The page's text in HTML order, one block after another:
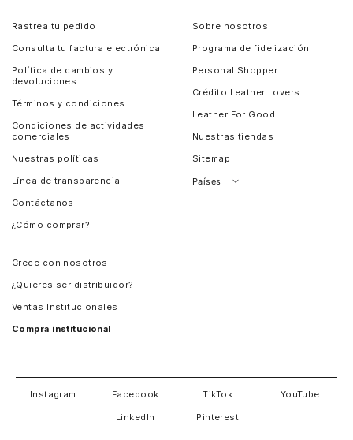
Rastrea tu pedido
Consulta tu factura electrónica
Política de cambios y
devoluciones
Términos y condiciones
Condiciones de actividades
comerciales
Nuestras políticas
Línea de transparencia
Contáctanos
¿Cómo comprar?
Sobre nosotros
Programa de fidelización
Personal Shopper
Crédito Leather Lovers
Leather For Good
Nuestras tiendas
Sitemap
Países
Crece con nosotros
¿Quieres ser distribuidor?
Ventas Institucionales
Compra institucional
Instagram Facebook TikTok YouTube
LinkedIn Pinterest